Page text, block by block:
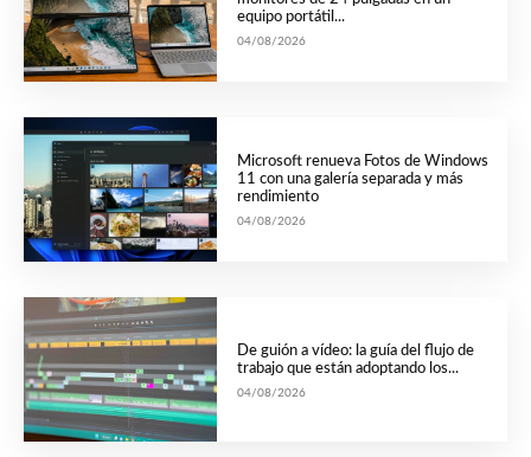
equipo portátil...
04/08/2026
Microsoft renueva Fotos de Windows
11 con una galería separada y más
rendimiento
04/08/2026
De guión a vídeo: la guía del flujo de
trabajo que están adoptando los...
04/08/2026